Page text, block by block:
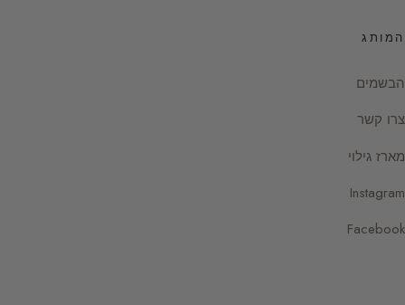
המותג
הבשמים
צרו קשר
מארז גילוי
Instagram
Facebook